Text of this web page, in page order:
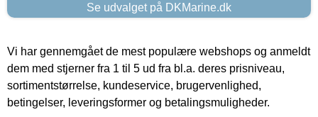
Se udvalget på DKMarine.dk
Vi har gennemgået de mest populære webshops og anmeldt
dem med stjerner fra 1 til 5 ud fra bl.a. deres prisniveau,
sortimentstørrelse, kundeservice, brugervenlighed,
betingelser, leveringsformer og betalingsmuligheder.